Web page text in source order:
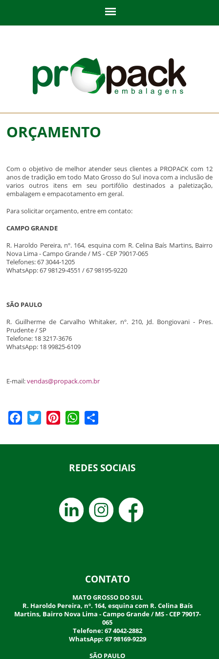
ORÇAMENTO
Com o objetivo de melhor atender seus clientes a PROPACK com 12
anos de tradição em todo Mato Grosso do Sul inova com a inclusão de
varios outros itens em seu portifólio destinados a paletização,
embalagem e empacotamento em geral.
Para solicitar orçamento, entre em contato:
CAMPO GRANDE
R. Haroldo Pereira, nº. 164, esquina com R. Celina Baís Martins, Bairro
Nova Lima - Campo Grande / MS - CEP 79017-065
Telefones: 67 3044-1205
WhatsApp: 67 98129-4551 / 67 98195-9220
SÃO PAULO
R. Guilherme de Carvalho Whitaker, nº. 210, Jd. Bongiovani - Pres.
Prudente / SP
Telefone: 18 3217-3676
WhatsApp: 18 99825-6109
E-mail:vendas@propack.com.br
Facebook
Twitter PinterestWhatsApp
REDES SOCIAIS
CONTATO
MATO GROSSO DO SUL
R. Haroldo Pereira, nº. 164, esquina com R. Celina Baís
Martins, Bairro Nova Lima - Campo Grande / MS - CEP 79017-
065
Telefone: 67 4042-2882
WhatsApp: 67 98169-9229
SÃO PAULO